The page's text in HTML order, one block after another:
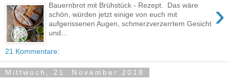
›
Bauernbrot mit Brühstück - Rezept. Das wäre
schön, würden jetzt einige von euch mit
aufgerissenen Augen, schmerzverzerrtem Gesicht
und...
21 Kommentare:
Mittwoch, 21. November 2018